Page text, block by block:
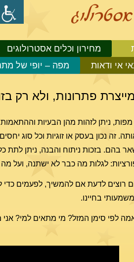
מחירון וכלים אסטרולוגים
אי ודאות
מפה – יופי של
פתרונות, ולא רק
ניתן לזהות מהן הבעיות וההתאמות
זה נכון בעסק או זוגיות וכל סוג
בהם. בזכות ניתוח והבנה, ניתן לתת
לגלות מה כבר לא ישתנה, ועל
רוצים לדעת אם להמשיך, לפעמים כדי
בחיינו.
לפי סימן המזל? מי מתאים למי?